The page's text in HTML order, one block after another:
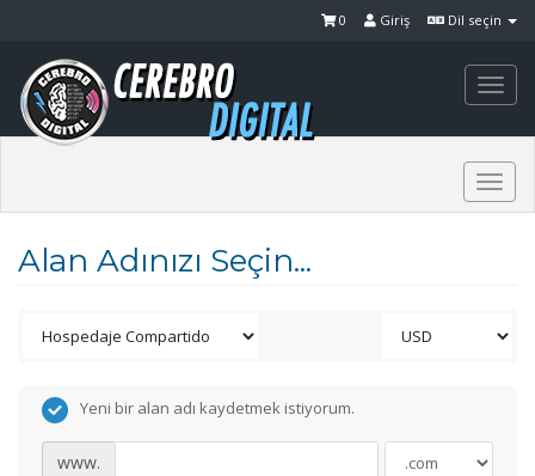
Dil seçin
Giriş
0
Alan Adınızı Seçin...
Yeni bir alan adı kaydetmek istiyorum.
www.